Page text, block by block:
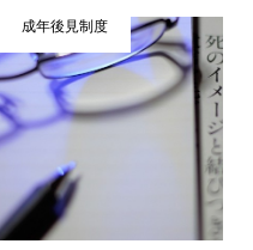
成年後見制度